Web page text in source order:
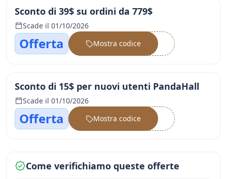
Sconto di 39$ su ordini da 779$
Scade il 01/10/2026
Offerta ••••••
Mostra codice
Sconto di 15$ per nuovi utenti PandaHall
Scade il 01/10/2026
Offerta ••••••
Mostra codice
Come verifichiamo queste offerte